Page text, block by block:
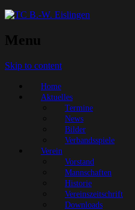
Menu
Skip to content
Home
Aktuelles
Termine
News
Bilder
Verbandsspiele
Verein
Vorstand
Mannschaften
Historie
Vereinszeitschrift
Downloads